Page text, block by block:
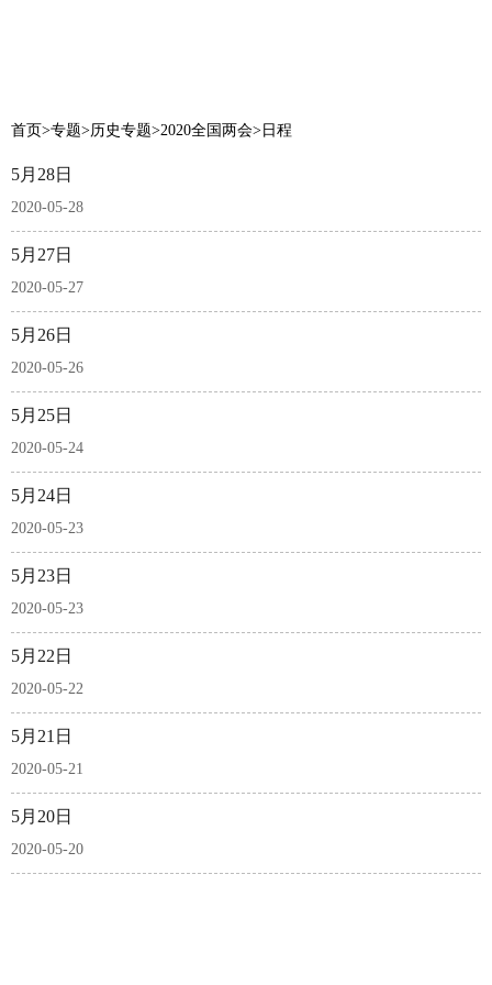
首页>专题>历史专题>2020全国两会>日程
5月28日
2020-05-28
5月27日
2020-05-27
5月26日
2020-05-26
5月25日
2020-05-24
5月24日
2020-05-23
5月23日
2020-05-23
5月22日
2020-05-22
5月21日
2020-05-21
5月20日
2020-05-20